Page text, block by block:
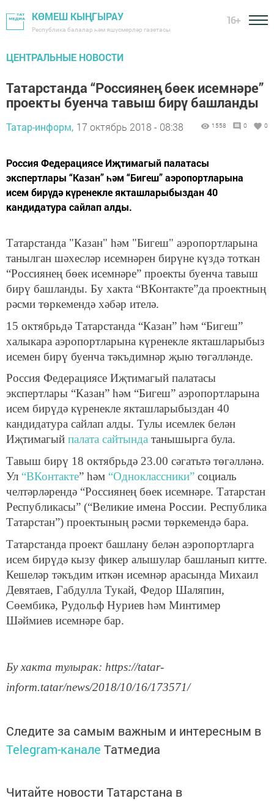
КӨМЕШ КЫҢГЫРАУ
Республика балалар һәм яшүсмерләр газетасы
16+
ЦЕНТРАЛЬНЫЕ НОВОСТИ
Татарстанда “Россиянең бөек исемнәре”
проекты буенча тавыш бирү башланды
Татар-информ, 17 октябрь 2018 - 08:38 1558 0 0
Россия Федерациясе Иҗтимагый палатасы
экспертлары “Казан” һәм “Бигеш” аэропортларына
исем бирүдә күренекле якташларыбыздан 40
кандидатура сайлап алды.
Татарстанда "Казан" һәм "Бигеш" аэропортларына
танылган шәхесләр исемнәрен бирүне күздә тоткан
“Россиянең бөек исемнәре” проекты буенча тавыш
бирү башланды. Бу хакта “ВКонтакте”да проектның
рәсми төркемендә хәбәр ителә.
15 октябрьдә Татарстанда “Казан” һәм “Бигеш”
халыкара аэропортларына күренекле якташларыбыз
исемен бирү буенча тәкъдимнәр җыю төгәлләнде.
Россия Федерациясе Иҗтимагый палатасы
экспертлары “Казан” һәм “Бигеш” аэропортларына
исем бирүдә күренекле якташларыбыздан 40
кандидатура сайлап алды. Тулы исемлек белән
Иҗтимагый палата сайтында танышырга була.
Тавыш бирү 18 октябрьдә 23.00 сәгатьтә төгәлләнә.
Ул “ВКонтакте” һәм “Одноклассники” социаль
челтәрләрендә “Россиянең бөек исемнәре. Татарстан
Республикасы” (“Великие имена России. Республика
Татарстан”) проектының рәсми төркемендә бара.
Татарстанда проект башлану белән аэропортларга
исем бирүдә кызу фикер алышулар башланып китте.
Кешеләр тәкъдим иткән исемнәр арасында Михаил
Девятаев, Габдулла Тукай, Федор Шаляпин,
Сөембикә, Рудольф Нуриев һәм Минтимер
Шәймиев исемнәре бар.
Бу хакта тулырак: https://tatar-
inform.tatar/news/2018/10/16/173571/
Следите за самым важным и интересным в
Telegram-канале Татмедиа
Читайте новости Татарстана в